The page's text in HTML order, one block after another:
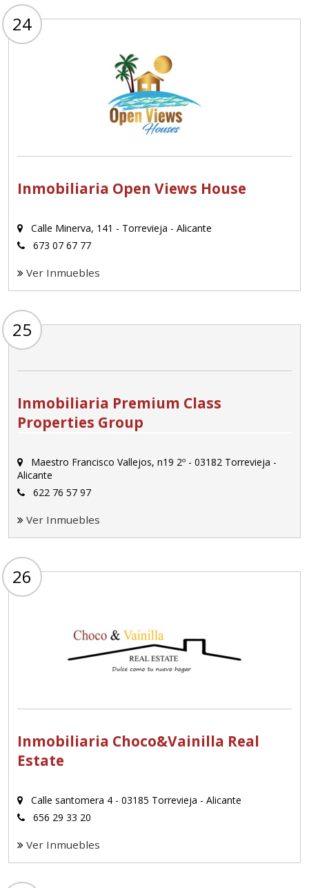
24
Inmobiliaria Open Views House
Calle Minerva, 141 - Torrevieja - Alicante
673 07 67 77
Ver Inmuebles
25
Inmobiliaria Premium Class
Properties Group
Maestro Francisco Vallejos, n19 2º - 03182 Torrevieja -
Alicante
622 76 57 97
Ver Inmuebles
26
Inmobiliaria Choco&Vainilla Real
Estate
Calle santomera 4 - 03185 Torrevieja - Alicante
656 29 33 20
Ver Inmuebles